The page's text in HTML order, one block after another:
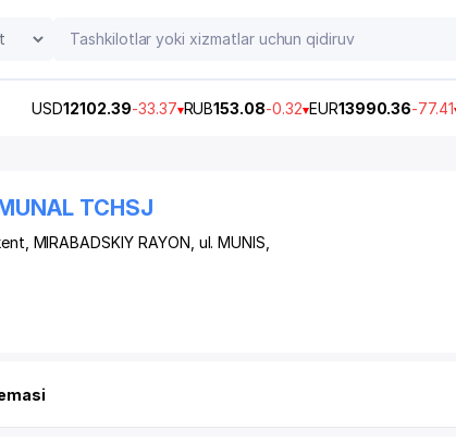
USD12102.39-33.37 RUB153.08-0.32 EUR13990.36-77.41
TCHSJ
MIRABADSKIY RAYON , ul. MUNIS,